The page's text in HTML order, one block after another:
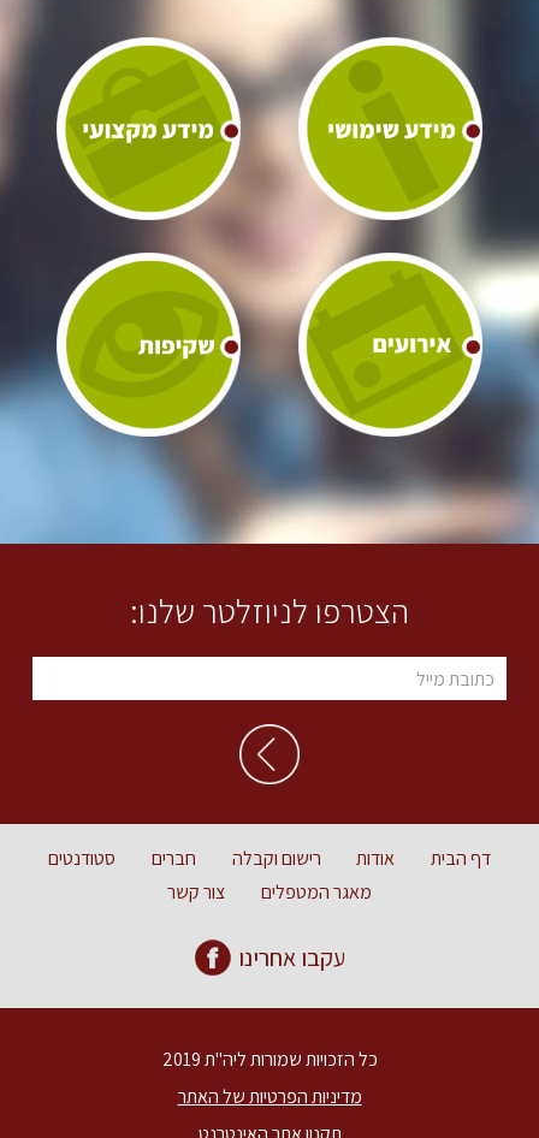
הצטרפו לניוזלטר שלנו:
דף הבית אודות רישום וקבלה חברים
סטודנטים
מאגר המטפלים
צור קשר
עקבו אחרינו
כל הזכויות שמורות ליה"ת 2019
מדיניות הפרטיות של האתר